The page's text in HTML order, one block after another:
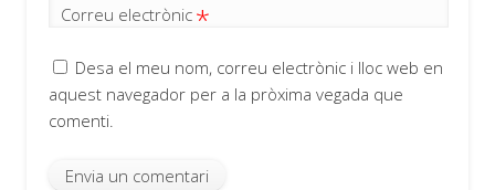
Correu electrònic *
Desa el meu nom, correu electrònic i lloc web en
aquest navegador per a la pròxima vegada que
comenti.